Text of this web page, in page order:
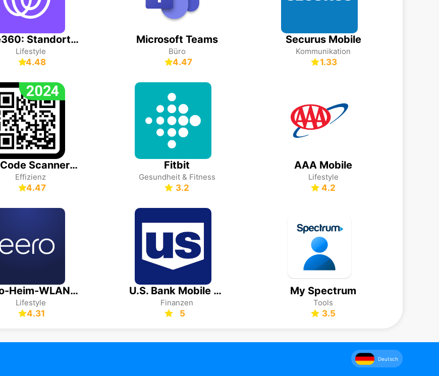
Life360: Standort teilen
Lifestyle
4.48
Microsoft Teams
Büro
4.47
Securus Mobile
Kommunikation
1.33
QR Code Scanner (Deutsch)
Effizienz
4.47
Fitbit
Gesundheit & Fitness
3.2
AAA Mobile
Lifestyle
4.2
eero-Heim-WLAN-System
Lifestyle
4.31
U.S. Bank Mobile Banking
Finanzen
5
My Spectrum
Tools
3.5
Deutsch